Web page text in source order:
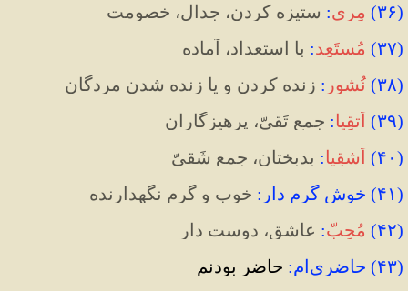
(۳۶) مِری: ستیزه کردن، جدال، خصومت
(۳۷) مُستَعِد: با استعداد، آماده
(۳۸) نُشورِ : زنده کردن و یا زنده شدن مردگان
(۳۹) اَتقِیا: جمع تَقیّ، پرهیزگاران
(۴۰) اَشقِیا: بدبختان، جمع شَقیّ
(۴۱) خوش گرم دار : خوب و گرم نگهدارنده
(۴۲) مُحِبّ: عاشق، دوست دار
(۴۳) حاضری‌ام:
حاضر بودنم